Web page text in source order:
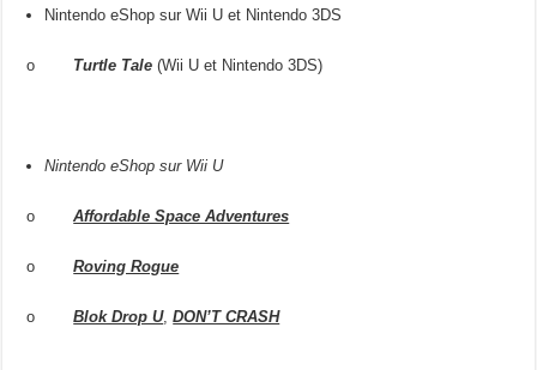
Nintendo eShop sur Wii U et Nintendo 3DS
o Turtle Tale (Wii U et Nintendo 3DS)
Nintendo eShop sur Wii U
oAffordable Space Adventures
oRoving Rogue
oBlok Drop U,DON’T CRASH